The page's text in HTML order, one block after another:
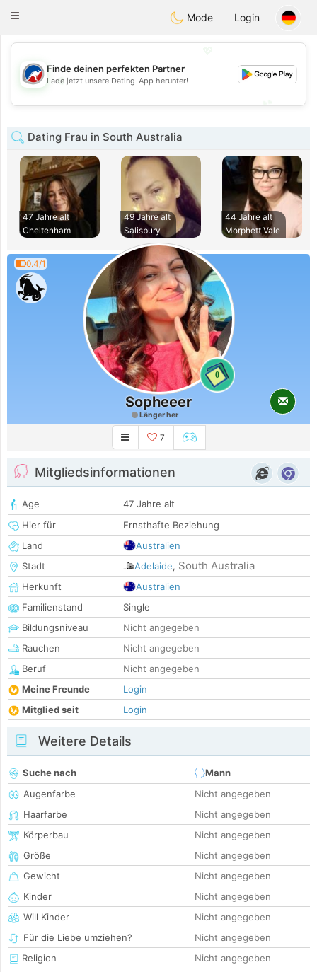
Australia Chat
Toggle
Mode Login
💖
💕
Finde deinen perfekten Partner
Lade jetzt unsere Dating-App herunter!
Dating Frau in South Australia
47 Jahre alt
Cheltenham
49 Jahre alt
Salisbury
44 Jahre alt
Morphett Vale
0.4/1
0
Sopheeer
Länger her
7
Mitgliedsinformationen
Age
47 Jahre alt
Hier für
Ernsthafte Beziehung
Land
Australien
Stadt
Adelaide, South Australia
Herkunft
Australien
Familienstand
Single
Bildungsniveau
Nicht angegeben
Rauchen
Nicht angegeben
Beruf
Nicht angegeben
Meine Freunde
Login
Mitglied seit
Login
Weitere Details
Suche nach
Mann
Augenfarbe
Nicht angegeben
Haarfarbe
Nicht angegeben
Körperbau
Nicht angegeben
Größe
Nicht angegeben
Gewicht
Nicht angegeben
Kinder
Nicht angegeben
Will Kinder
Nicht angegeben
Für die Liebe umziehen?
Nicht angegeben
Religion
Nicht angegeben